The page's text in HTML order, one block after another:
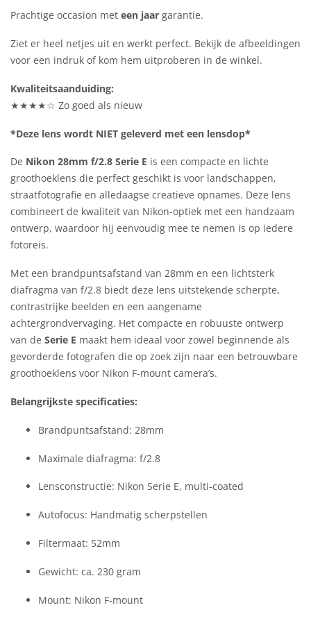
Prachtige occasion met een jaar garantie.
Ziet er heel netjes uit en werkt perfect. Bekijk de afbeeldingen
voor een indruk of kom hem uitproberen in de winkel.
Kwaliteitsaanduiding:
★★★★☆ Zo goed als nieuw
*Deze lens wordt NIET geleverd met een lensdop*
De Nikon 28mm f/2.8 Serie E is een compacte en lichte
groothoeklens die perfect geschikt is voor landschappen,
straatfotografie en alledaagse creatieve opnames. Deze lens
combineert de kwaliteit van Nikon-optiek met een handzaam
ontwerp, waardoor hij eenvoudig mee te nemen is op iedere
fotoreis.
Met een brandpuntsafstand van 28mm en een lichtsterk
diafragma van f/2.8 biedt deze lens uitstekende scherpte,
contrastrijke beelden en een aangename
achtergrondvervaging. Het compacte en robuuste ontwerp
van de Serie E maakt hem ideaal voor zowel beginnende als
gevorderde fotografen die op zoek zijn naar een betrouwbare
groothoeklens voor Nikon F-mount camera’s.
Belangrijkste specificaties:
Brandpuntsafstand: 28mm
Maximale diafragma: f/2.8
Lensconstructie: Nikon Serie E, multi-coated
Autofocus: Handmatig scherpstellen
Filtermaat: 52mm
Gewicht: ca. 230 gram
Mount: Nikon F-mount